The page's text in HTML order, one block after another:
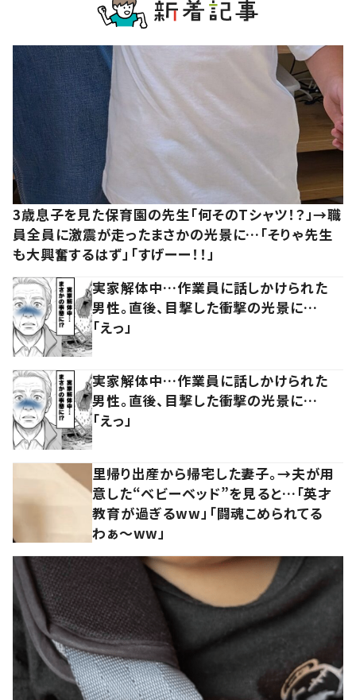
3歳息子を見た保育園の先生「何そのTシャツ！？」→職
員全員に激震が走ったまさかの光景に…「そりゃ先生
も大興奮するはず」「すげーー！！」
実家解体中…作業員に話しかけられた
男性。直後、目撃した衝撃の光景に…
「えっ」
実家解体中…作業員に話しかけられた
男性。直後、目撃した衝撃の光景に…
「えっ」
里帰り出産から帰宅した妻子。→夫が用
意した“ベビーベッド”を見ると…「英才
教育が過ぎるww」「闘魂こめられてる
わぁ～ww」